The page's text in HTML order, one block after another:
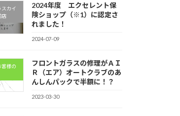
スカイ
店
2024年度 エクセレント保
険ショップ（※1）に認定さ
れました！
2024-07-09
客様の
フロントガラスの修理がＡＩ
Ｒ（エア）オートクラブのあ
んしんパックで半額に！？
2023-03-30